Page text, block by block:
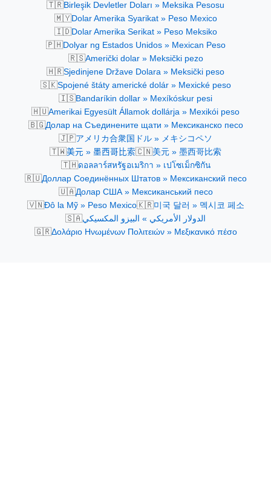
🇹🇷Birleşik Devletler Doları » Meksika Pesosu
🇲🇾Dolar Amerika Syarikat » Peso Mexico
🇮🇩Dolar Amerika Serikat » Peso Meksiko
🇵🇭Dolyar ng Estados Unidos » Mexican Peso
🇷🇸Američki dolar » Meksički pezo
🇭🇷Sjedinjene Države Dolara » Meksički peso
🇸🇰Spojené štáty americké dolár » Mexické peso
🇮🇸Bandaríkin dollar » Mexíkóskur pesi
🇭🇺Amerikai Egyesült Államok dollárja » Mexikói peso
🇧🇬Долар на Съединените щати » Мексиканско песо
🇯🇵アメリカ合衆国ドル » メキシコペソ
🇹🇼美元 » 墨西哥比索🇨🇳美元 » 墨西哥比索
🇹🇭ดอลลาร์สหรัฐอเมริกา » เปโซเม็กซิกัน
🇷🇺Доллар Соединённых Штатов » Мексиканский песо
🇺🇦Долар США » Мексиканський песо
🇻🇳Đô la Mỹ » Peso Mexico🇰🇷미국 달러 » 멕시코 페소
🇸🇦الدولار الأمريكي » البيزو المكسيكي
🇬🇷Δολάριο Ηνωμένων Πολιτειών » Μεξικανικό πέσο